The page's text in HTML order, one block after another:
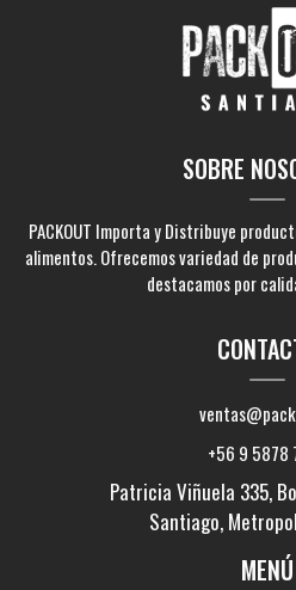
SOBRE
PACKOUT Importa y Distribuye
alimentos. Ofrecemos variedad de
destacamos por
+56 9 5878
Patricia Viñuela 335,
Santiago,
MENÚ